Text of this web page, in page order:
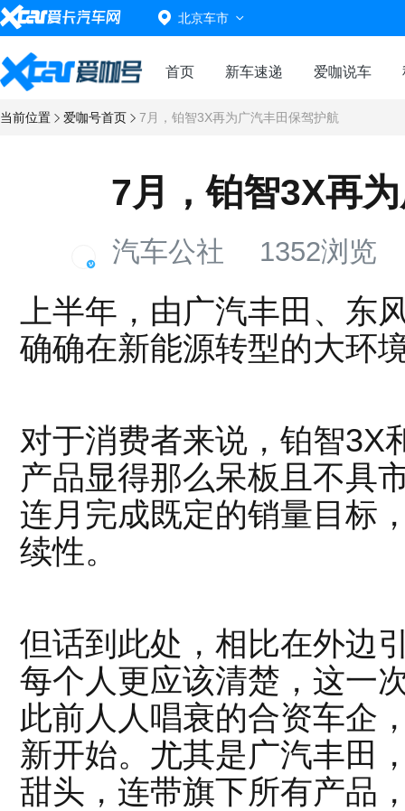
北京车市
首页 新车速递 爱咖说车
当前位置 爱咖号首页 7月，铂智3X再为广汽丰田保驾护航
7月，铂智3X再
汽车公社 1352浏览
上半年，由广汽丰田、东
确确在新能源转型的大环
对于消费者来说， 铂智3X
产品显得那么呆板且不具
连月完成既定的销量目标
续性。
但话到此处，相比在外边
每个人更应该清楚，这一
此前人人唱衰的合资车企
新开始。尤其是广汽丰田
甜头，连带旗下所有产品